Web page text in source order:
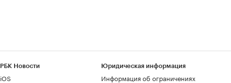
РБК Новости
iOS
Юридическая информация
Информация об ограничениях